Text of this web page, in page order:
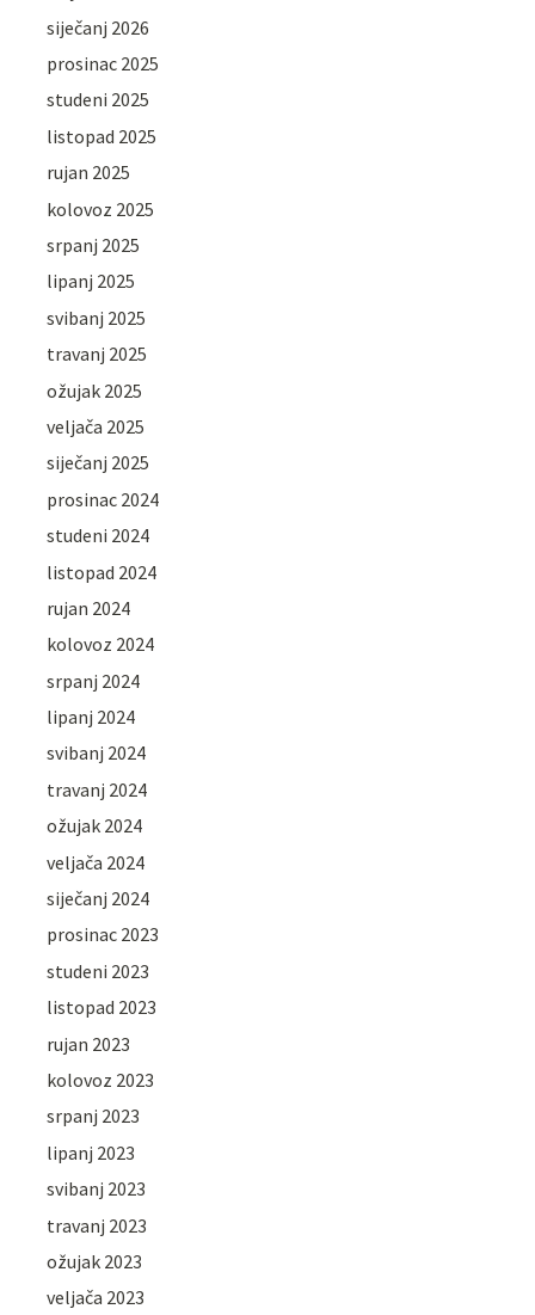
siječanj 2026
prosinac 2025
studeni 2025
listopad 2025
rujan 2025
kolovoz 2025
srpanj 2025
lipanj 2025
svibanj 2025
travanj 2025
ožujak 2025
veljača 2025
siječanj 2025
prosinac 2024
studeni 2024
listopad 2024
rujan 2024
kolovoz 2024
srpanj 2024
lipanj 2024
svibanj 2024
travanj 2024
ožujak 2024
veljača 2024
siječanj 2024
prosinac 2023
studeni 2023
listopad 2023
rujan 2023
kolovoz 2023
srpanj 2023
lipanj 2023
svibanj 2023
travanj 2023
ožujak 2023
veljača 2023